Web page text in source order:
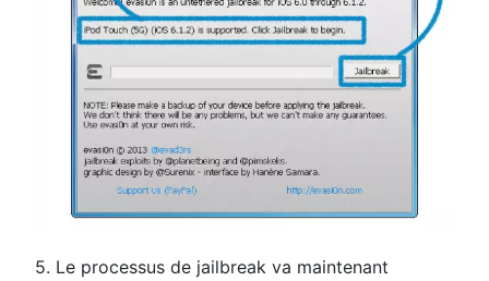
5. Le processus de jailbreak va maintenant